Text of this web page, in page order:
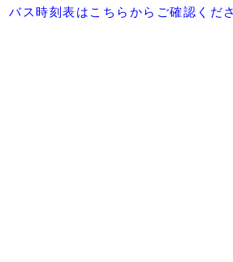
バス時刻表はこちらからご確認くだ